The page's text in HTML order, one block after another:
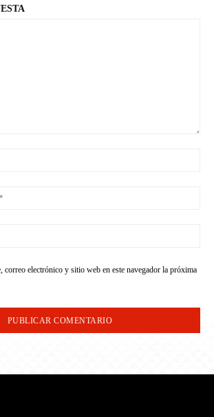
correo electrónico y sitio web en este navegador la próxima